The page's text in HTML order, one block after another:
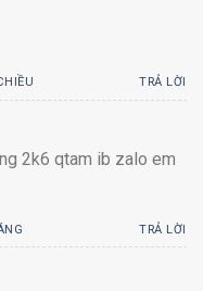
TRẢ LỜI
2k6 qtam ib zalo em
TRẢ LỜI